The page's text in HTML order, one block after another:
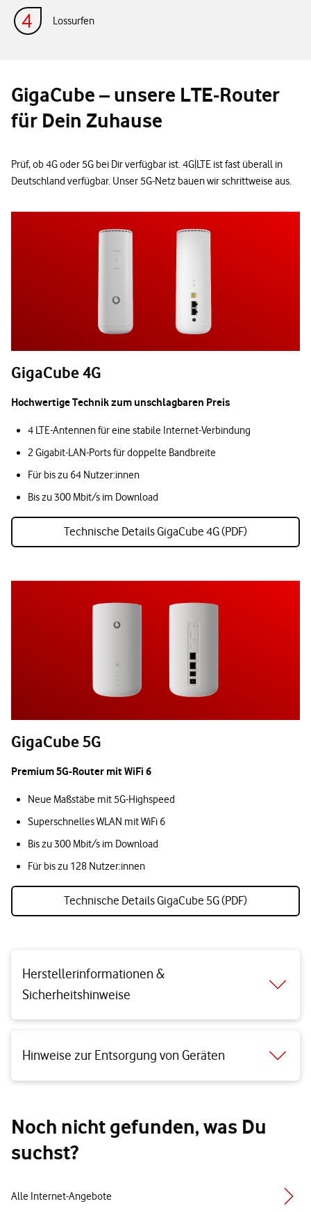
Lossurfen
GigaCube – unsere LTE-Router
für Dein Zuhause
Prüf, ob 4G oder 5G bei Dir verfügbar ist. 4G|LTE ist fast überall in
Deutschland verfügbar. Unser 5G-Netz bauen wir schrittweise aus.
GigaCube 4G
Hochwertige Technik zum unschlagbaren Preis
4 LTE-Antennen für eine stabile Internet-Verbindung
2 Gigabit-LAN-Ports für doppelte Bandbreite
Für bis zu 64 Nutzer:innen
Bis zu 300 Mbit/s im Download
Technische Details GigaCube 4G (PDF)
GigaCube 5G
Premium 5G-Router mit WiFi 6
Neue Maßstäbe mit 5G-Highspeed
Superschnelles WLAN mit WiFi 6
Bis zu 300 Mbit/s im Download
Für bis zu 128 Nutzer:innen
Technische Details GigaCube 5G (PDF)
Herstellerinformationen &
Sicherheitshinweise
Hinweise zur Entsorgung von Geräten
Noch nicht gefunden, was Du
suchst?
Alle Internet-Angebote